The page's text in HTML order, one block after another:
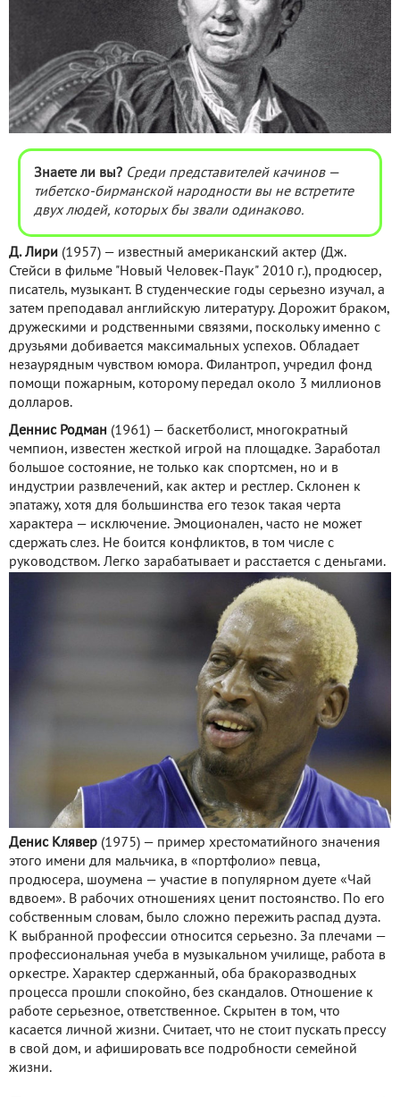
Знаете ли вы? Среди представителей качинов —
тибетско-бирманской народности вы не встретите
двух людей, которых бы звали одинаково.
Д. Лири (1957) — известный американский актер (Дж.
Стейси в фильме "Новый Человек-Паук" 2010 г.), продюсер,
писатель, музыкант. В студенческие годы серьезно изучал, а
затем преподавал английскую литературу. Дорожит браком,
дружескими и родственными связями, поскольку именно с
друзьями добивается максимальных успехов. Обладает
незаурядным чувством юмора. Филантроп, учредил фонд
помощи пожарным, которому передал около 3 миллионов
долларов.
Деннис Родман (1961) — баскетболист, многократный
чемпион, известен жесткой игрой на площадке. Заработал
большое состояние, не только как спортсмен, но и в
индустрии развлечений, как актер и рестлер. Склонен к
эпатажу, хотя для большинства его тезок такая черта
характера — исключение. Эмоционален, часто не может
сдержать слез. Не боится конфликтов, в том числе с
руководством. Легко зарабатывает и расстается с деньгами.
Денис Клявер (1975) — пример хрестоматийного значения
этого имени для мальчика, в «портфолио» певца,
продюсера, шоумена — участие в популярном дуете «Чай
вдвоем». В рабочих отношениях ценит постоянство. По его
собственным словам, было сложно пережить распад дуэта.
К выбранной профессии относится серьезно. За плечами —
профессиональная учеба в музыкальном училище, работа в
оркестре. Характер сдержанный, оба бракоразводных
процесса прошли спокойно, без скандалов. Отношение к
работе серьезное, ответственное. Скрытен в том, что
касается личной жизни. Считает, что не стоит пускать прессу
в свой дом, и афишировать все подробности семейной
жизни.